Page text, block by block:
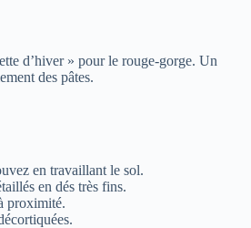
d’hiver » pour le rouge-gorge. Un
des pâtes.
en travaillant le sol.
en dés très fins.
proximité.